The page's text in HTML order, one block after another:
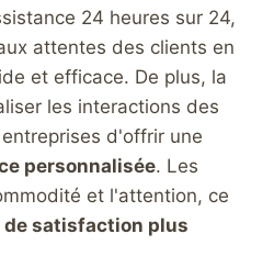
24 heures sur 24,
attentes des clients en
et efficace. De plus, la
les interactions des
d'offrir une
personnalisée. Les
et l'attention, ce
de satisfaction plus